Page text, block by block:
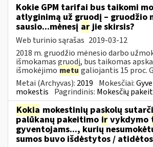
Kokie GPM tarifai bus taikomi
atlyginimą už gruodį – gruodžio
sausio...mėnesį arjie skirsis?
Web turinio sąrašas 2019-03-12
2018 m. gruodžio mėnesio darbo
išmokamas gruodį, bus taikomas
išmokėjimo metu galiojantis 15 proc.
Metai (Archyvas): 2019 Mokesčiai:
mokestis Pagrindinis: Mokesčių
Kokia mokestinių paskolų
palūkanų pakeitimo ir vykdymo
gyventojams..., kurių
sumos buvo išdėstytos / atidėtos